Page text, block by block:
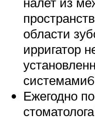
области
ирригатор
Ежегодно